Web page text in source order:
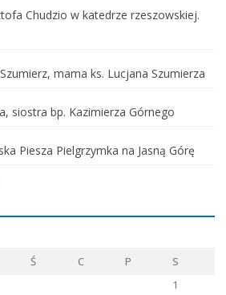
Chudzio w katedrze rzeszowskiej.
mama ks. Lucjana Szumierza
siostra bp. Kazimierza Górnego
Piesza Pielgrzymka na Jasną Górę
Ś C P
S
1